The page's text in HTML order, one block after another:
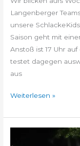
Langenberger
unsere
Saison geht mit
Anstoß ist 17 Uhr auf
testet dagegen
aus
Weiterlesen »